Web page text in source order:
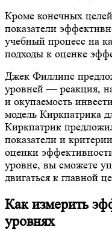
Кроме конечных
показатели
учебный процесс на
подходы к оценке
Джек Филлипс
уровней — реакция,
и окупаемость
модель Киркпатрика
Киркпатрик
показатели и критерии
оценки
уровне, вы сможете
двигаться к главной
Как измерить
уровнях